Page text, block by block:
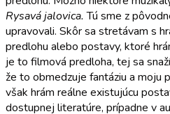
Rysavá jalovica.Tú sme z
upravovali. Skôr sa stretávam s
predlohu alebo postavy, ktoré
je to filmová predloha, tej sa
že to obmedzuje fantáziu a moju
však hrám reálne existujúcu
dostupnej literatúre, prípadne v